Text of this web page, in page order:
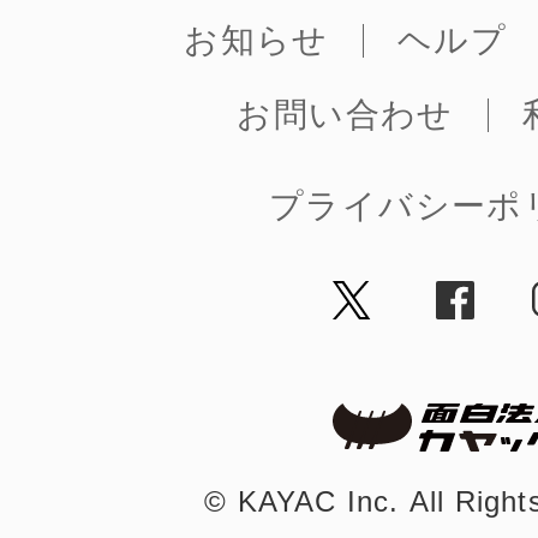
お知らせ
ヘルプ
お問い合わせ
プライバシーポ
©︎ KAYAC Inc. All
まちのコイン
お問い合わせ
プライバシーポ